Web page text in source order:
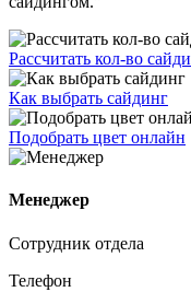
Рассчитать кол-во
Как выбрать сайдинг
Подобрать цвет онлайн
Менеджер
Сотрудник отдела
Телефон